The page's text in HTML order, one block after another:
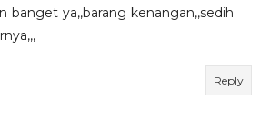
banget ya,,barang kenangan,,sedih
Reply